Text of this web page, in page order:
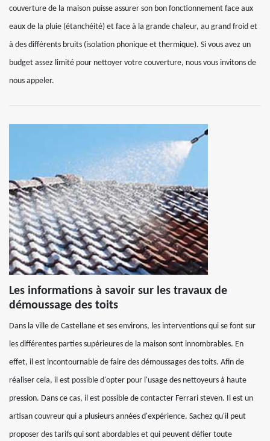
couverture de la maison puisse assurer son bon fonctionnement face aux
eaux de la pluie (étanchéité) et face à la grande chaleur, au grand froid et
à des différents bruits (isolation phonique et thermique). Si vous avez un
budget assez limité pour nettoyer votre couverture, nous vous invitons de
nous appeler.
Les informations à savoir sur les travaux de
démoussage des toits
Dans la ville de Castellane et ses environs, les interventions qui se font sur
les différentes parties supérieures de la maison sont innombrables. En
effet, il est incontournable de faire des démoussages des toits. Afin de
réaliser cela, il est possible d'opter pour l'usage des nettoyeurs à haute
pression. Dans ce cas, il est possible de contacter Ferrari steven. Il est un
artisan couvreur qui a plusieurs années d'expérience. Sachez qu'il peut
proposer des tarifs qui sont abordables et qui peuvent défier toute